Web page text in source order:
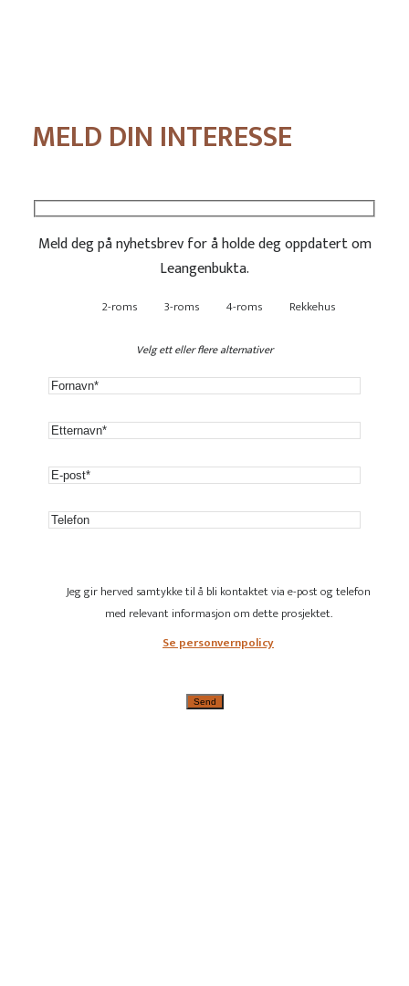
MELD DIN INTERESSE
Meld deg på nyhetsbrev for å holde deg oppdatert om
Leangenbukta.
2-roms 3-roms 4-roms Rekkehus
Velg ett eller flere alternativer
Jeg gir herved samtykke til å bli kontaktet via e-post og telefon
med relevant informasjon om dette prosjektet.
Se personvernpolicy